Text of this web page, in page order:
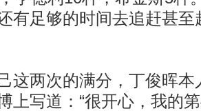
有足够的时间去追赶甚至
两次的满分，丁俊晖本
上写道：“很开心，我的